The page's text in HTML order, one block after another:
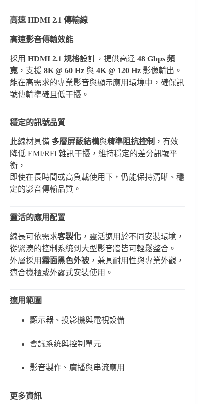
高速 HDMI 2.1 傳輸線
高速影音傳輸效能
採用 HDMI 2.1 規格設計，提供高達 48 Gbps 頻
寬 ，支援 8K @ 60 Hz 與 4K @ 120 Hz 影像輸出。
能在高需求的專業影音與顯示應用環境中，確保訊
號傳輸準確且低干擾。
穩定的訊號品質
此線材具備 多層屏蔽結構與精準阻抗控制 ，有效
降低 EMI/RFI 雜訊干擾，維持穩定的差分訊號平
衡，
即使在長時間或高負載使用下，仍能保持清晰、穩
定的影音傳輸品質。
靈活的應用配置
線長可依需求客製化 ，靈活適用於不同安裝環境，
從緊湊的控制系統到大型影音牆皆可輕鬆整合。
外層採用 霧面黑色外被 ，兼具耐用性與專業外觀，
適合機櫃或外露式安裝使用。
適用範圍
顯示器、投影機與電視設備
會議系統與控制單元
影音製作、廣播與串流應用
更多資訊